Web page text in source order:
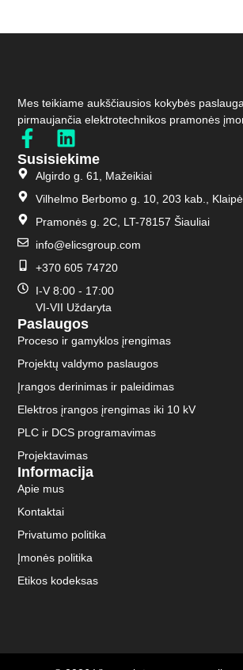
Mes teikiame aukščiausios kokybės
pirmaujančia elektrotechnikos pramonės
Paslaugos
Proceso ir gamyklos įrengimas
Projektų valdymo paslaugos
Įrangos derinimas ir paleidimas
Elektros įrangos įrengimas iki 10 kV
PLC ir DCS programavimas
Projektavimas
Informacija
Apie mus
Kontaktai
Privatumo politika
Įmonės politika
Etikos kodeksas
Susisiekime
Algirdo g. 61, Mažeikiai
Vilhelmo Berbomo g. 10, 203 kab.,
Pramonės g. 2C, LT-78157 Šiauliai
info@elicsgroup.com
+370 605 74720
I-V 8:00 - 17:00
VI-VII Uždaryta